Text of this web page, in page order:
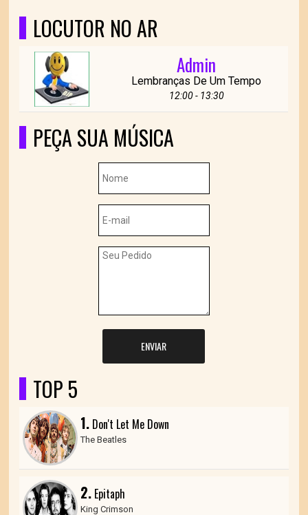
LOCUTOR NO AR
Admin
Lembranças De Um Tempo
12:00 - 13:30
PEÇA SUA MÚSICA
ENVIAR
TOP 5
1. Don't Let Me Down
The Beatles
2. Epitaph
King Crimson